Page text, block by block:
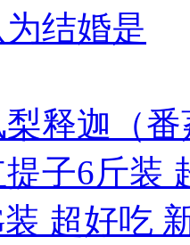
结婚是
释迦（
子6斤装
超好吃